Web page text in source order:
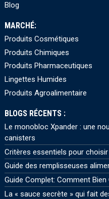
Blog
MARCHÉ:
Produits Cosmétiques
Produits Chimiques
Produits Pharmaceutiques
Lingettes Humides
Produits Agroalimentaire
BLOGS RÉCENTS :
Le monobloc Xpander : une
canisters
Critères essentiels pour
Guide des remplisseuses
Guide Complet: Comment
La « sauce secrète » qui fait